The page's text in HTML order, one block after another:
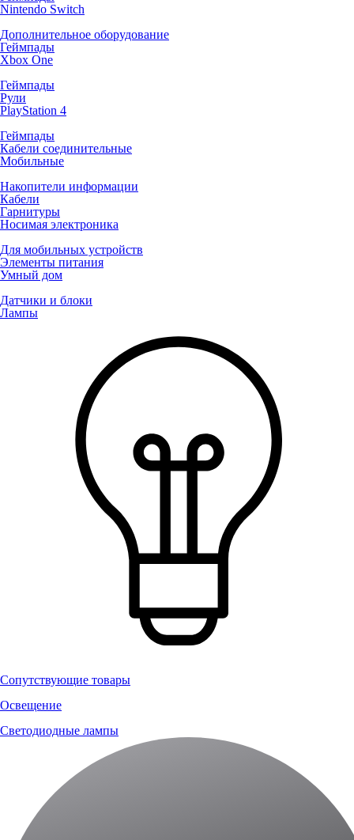
Nintendo Switch
Дополнительное оборудование
Геймпады
Xbox One
Геймпады
Рули
PlayStation 4
Геймпады
Кабели соединительные
Мобильные
Накопители информации
Кабели
Гарнитуры
Носимая электроника
Для мобильных устройств
Элементы питания
Умный дом
Датчики и блоки
Лампы
Сопутствующие товары
Освещение
Светодиодные лампы